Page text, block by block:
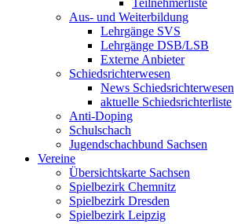
Aus- und Weiterbildung
Lehrgänge SVS
Lehrgänge DSB/LSB
Externe Anbieter
Schiedsrichterwesen
News Schiedsrichterwesen
aktuelle Schiedsrichterliste
Anti-Doping
Schulschach
Jugendschachbund Sachsen
Vereine
Übersichtskarte Sachsen
Spielbezirk Chemnitz
Spielbezirk Dresden
Spielbezirk Leipzig